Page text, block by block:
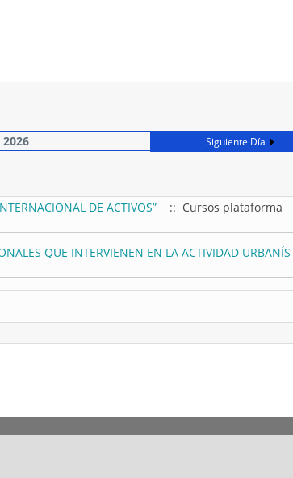
Siguiente Día
DE ACTIVOS”
:: Cursos plataforma
QUE INTERVIENEN EN LA ACTIVIDAD